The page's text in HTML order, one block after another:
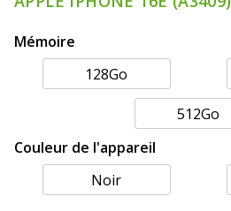
Mémoire
128Go
512Go
Couleur de l'appareil
Noir